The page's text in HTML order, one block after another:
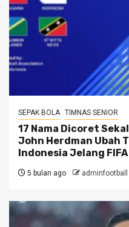
SEPAK BOLA TIMNAS SENIOR
17 Nama Dicoret
John Herdman Ubah
Indonesia Jelang
5 bulan ago adminfootball